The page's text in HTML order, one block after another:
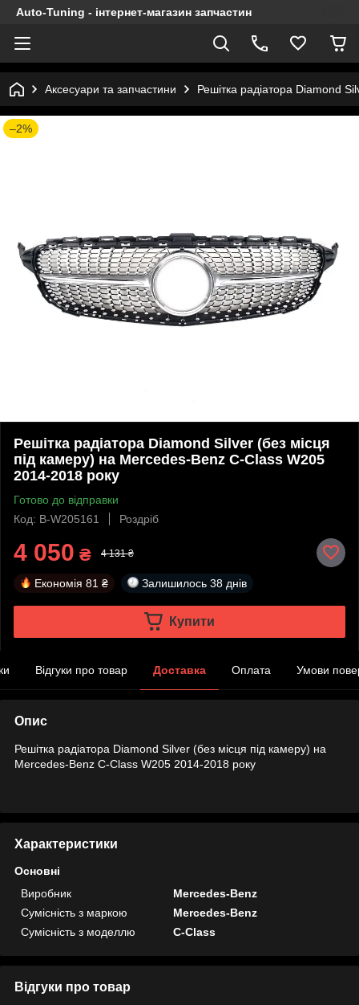
Auto-Tuning - інтернет-магазин запчастин
Аксесуари та запчастини Решітка радіатора Diamond
–2%
Решітка радіатора Diamond Silver (без місця
під камеру) на Mercedes-Benz C-Class W205
2014-2018 року
Готово до відправки
Код: B-W205161
Роздріб
4 050 ₴ 4 131 ₴
Економія 81 ₴ Залишилось 38 днів
Купити
Відгуки про товар Доставка Оплата Умови
Опис
Решітка радіатора Diamond Silver (без місця під камеру) на
Mercedes-Benz C-Class W205 2014-2018 року
Характеристики
Основні
Виробник
Mercedes-Benz
Сумісність з маркою
Mercedes-Benz
Сумісність з моделлю
C-Class
Відгуки про товар